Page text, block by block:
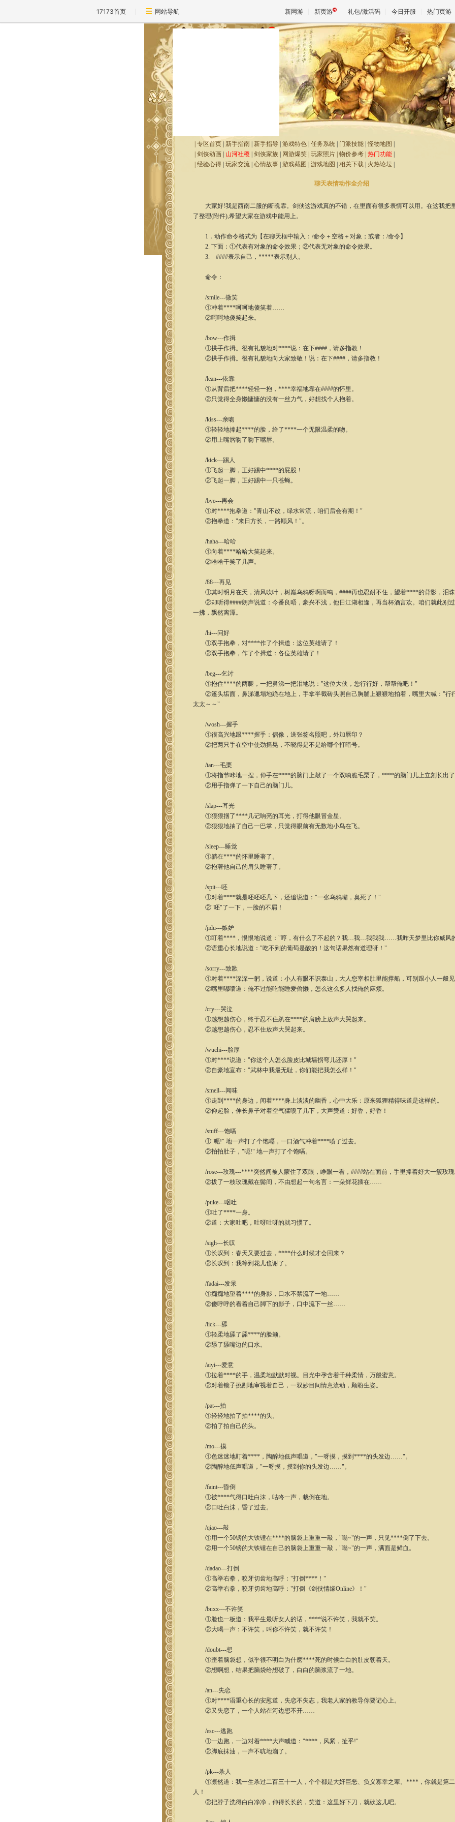
17173首页 网站导航 新网游 新页游 礼包/激活码 今日开服 热门页游
魔兽
天堂
王权与
专区首页 新手指南| 新手指导 游戏特色| 任务系统| 门派技能|怪物地图
剑侠动画| 山河社稷 剑侠家族| 网游爆笑 玩家照片 物价参考 热门功能|
经验心得| 玩家交流 心情故事| 游戏截图 游戏地图 相关下载| 火热论坛|
聊天表情动作全介绍
大家好!我是西南二服的断魂霏。剑侠这游戏真的不错，在里面有很多表情可以用。在这我把
了整理(附件),希望大家在游戏中能用上。
1．动作命令格式为【在聊天框中输入：/命令＋空格＋对象；或者：/命令】
2. 下面：①代表有对象的命令效果；②代表无对象的命令效果。
3. ####表示自己，*****表示别人。
命令：
/smile---微笑
①冲着****呵呵地傻笑着……
②呵呵地傻笑起来。
/bow---作揖
①拱手作揖。很有礼貌地对****说：在下####，请多指教！
②拱手作揖。很有礼貌地向大家致敬！说：在下####，请多指教！
/lean---依靠
①从背后把****轻轻一抱，****幸福地靠在####的怀里。
②只觉得全身懒慵慵的没有一丝力气，好想找个人抱着。
/kiss---亲吻
①轻轻地捧起****的脸，给了****一个无限温柔的吻。
②用上嘴唇吻了吻下嘴唇。
/kick---踢人
①飞起一脚，正好踢中****的屁股！
②飞起一脚，正好踢中一只苍蝇。
/bye---再会
①对****抱拳道："青山不改，绿水常流，咱们后会有期！"
②抱拳道："来日方长，一路顺风！"。
/haha---哈哈
①向着****哈哈大笑起来。
②哈哈干笑了几声。
/88---再见
①其时明月在天，清风吹叶，树巅乌鸦呀啊而鸣，####再也忍耐不住，望着****的背影，泪
②却听得####朗声说道：今番良晤，豪兴不浅，他日江湖相逢，再当杯酒言欢。咱们就此别
一拂，飘然离潭。
/hi---问好
①双手抱拳，对****作了个揖道：这位英雄请了！
②双手抱拳，作了个揖道：各位英雄请了！
/beg---乞讨
①抱住****的两腿，一把鼻涕一把泪地说："这位大侠，您行行好，帮帮俺吧！"
②篷头垢面，鼻涕邋塌地跪在地上，手拿半截砖头照自己胸脯上狠狠地拍着，嘴里大喊："行
太太～～"
/wosh---握手
①很高兴地跟****握手：偶像，送张签名照吧，外加唇印？
②把两只手在空中使劲摇晃，不晓得是不是给哪个打暗号。
/tan---毛栗
①将指节咔地一捏，伸手在****的脑门上敲了一个双响脆毛栗子，****的脑门儿上立刻长出了
②用手指弹了一下自己的脑门儿。
/slap---耳光
①狠狠掴了****几记响亮的耳光，打得他眼冒金星。
②狠狠地抽了自己一巴掌，只觉得眼前有无数地小鸟在飞。
/sleep---睡觉
①躺在****的怀里睡著了。
②抱著他自己的肩头睡著了。
/spit---呸
①对着****就是呸呸呸几下，还追说道："一张乌鸦嘴，臭死了！"
②"呸"了一下，一脸的不屑！
/jidu---嫉妒
①盯着****，恨恨地说道："哼，有什么了不起的？我…我…我我我……我昨天梦里比你威风
②语重心长地说道："吃不到的葡萄是酸的！这句话果然有道理呀！"
/sorry---致歉
①对着****深深一躬，说道：小人有眼不识泰山，大人您宰相肚里能撑船，可别跟小人一般
②嘴里嘟囔道：俺不过能吃能睡爱偷懒，怎么这么多人找俺的麻烦。
/cry---哭泣
①越想越伤心，终于忍不住趴在****的肩膀上放声大哭起来。
②越想越伤心，忍不住放声大哭起来。
/wuchi---脸厚
①对****说道："你这个人怎么脸皮比城墙拐弯儿还厚！"
②自豪地宣布："武林中我最无耻，你们能把我怎么样！"
/smell---闻味
①走到****的身边，闻着****身上淡淡的幽香，心中大乐：原来狐狸精得味道是这样的。
②仰起脸，伸长鼻子对着空气猛嗅了几下，大声赞道：好香，好香！
/stuff---饱嗝
①"呃!" 地一声打了个饱嗝，一口酒气冲着****喷了过去。
②拍拍肚子，"呃!" 地一声打了个饱嗝。
/rose---玫瑰---****突然间被人蒙住了双眼，睁眼一看，####站在面前，手里捧着好大一簇玫
②拔了一枝玫瑰戴在鬓间，不由想起一句名言：一朵鲜花插在……
/puke---呕吐
①吐了****一身。
②道：大家吐吧，吐呀吐呀的就习惯了。
/sigh---长叹
①长叹到：春天又要过去，****什么时候才会回来？
②长叹到：我等到花儿也谢了。
/fadai---发呆
①痴痴地望着****的身影，口水不禁流了一地……
②傻呼呼的看着自己脚下的影子，口中流下一丝……
/lick---舔
①轻柔地舔了舔****的脸颊。
②舔了舔嘴边的口水。
/aiyi---爱意
①拉着****的手，温柔地默默对视。目光中孕含着千种柔情，万般蜜意。
②对着镜子挑剔地审视着自己，一双妙目间情意流动，顾盼生姿。
/pat---拍
①轻轻地拍了拍****的头。
②拍了拍自己的头。
/mo---摸
①色迷迷地盯着****，陶醉地低声唱道，"一呀摸，摸到****的头发边……"。
②陶醉地低声唱道，"一呀摸，摸到你的头发边……"。
/faint---昏倒
①被****气得口吐白沫，咕咚一声，栽倒在地。
②口吐白沫，昏了过去。
/qiao---敲
①用一个50镑的大铁锤在****的脑袋上重重一敲，"嗡~"的一声，只见****倒了下去。
②用一个50镑的大铁锤在自己的脑袋上重重一敲，"嗡~"的一声，满面是鲜血。
/dadao---打倒
①高举右拳，咬牙切齿地高呼："打倒****！"
②高举右拳，咬牙切齿地高呼："打倒《剑侠情缘Online》！"
/buxx---不许笑
①脸也一板道：我平生最听女人的话，****说不许笑，我就不笑。
②大喝一声：不许笑，叫你不许笑，就不许笑！
/doubt---想
①歪着脑袋想，似乎很不明白为什麽****死的时候白白的肚皮朝着天。
②想啊想，结果把脑袋给想破了，白白的脑浆流了一地。
/an---失恋
①对****语重心长的安慰道，失恋不失志，我老人家的教导你要记心上。
②又失恋了，一个人站在河边想不开……
/esc---逃跑
①一边跑，一边对着****大声喊道："****，风紧，扯乎!"
②脚底抹油，一声不吭地溜了。
/pk---杀人
①凛然道：我一生杀过二百三十一人，个个都是大奸巨恶、负义寡幸之辈。****，你就是第
人！
②把脖子洗得白白净净，伸得长长的，笑道：这里好下刀，就砍这儿吧。